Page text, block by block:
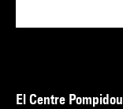
El Centre Pompidou